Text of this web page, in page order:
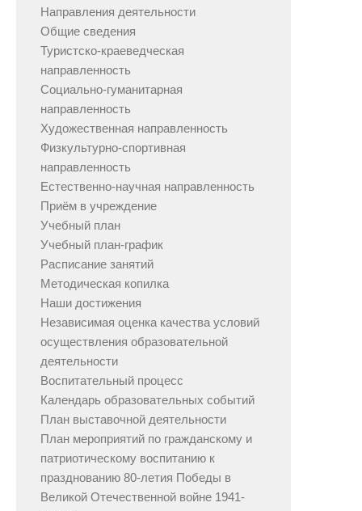
Направления деятельности
Общие сведения
Туристско-краеведческая
направленность
Социально-гуманитарная
направленность
Художественная направленность
Физкультурно-спортивная
направленность
Естественно-научная направленность
Приём в учреждение
Учебный план
Учебный план-график
Расписание занятий
Методическая копилка
Наши достижения
Независимая оценка качества условий
осуществления образовательной
деятельности
Воспитательный процесс
Календарь образовательных событий
План выставочной деятельности
План мероприятий по гражданскому и
патриотическому воспитанию к
празднованию 80-летия Победы в
Великой Отечественной войне 1941-